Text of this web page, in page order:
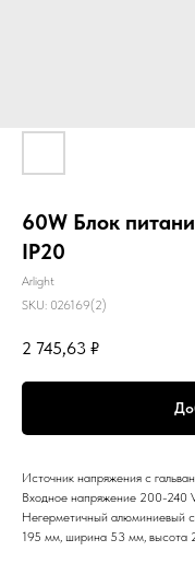
60W Блок
IP20
Arlight
SKU: 026169(2)
2 745,63 ₽
Источник напряжения с
Входное напряжение 200-240
Негерметичный алюминиевый
195 мм, ширина 53 мм, высота